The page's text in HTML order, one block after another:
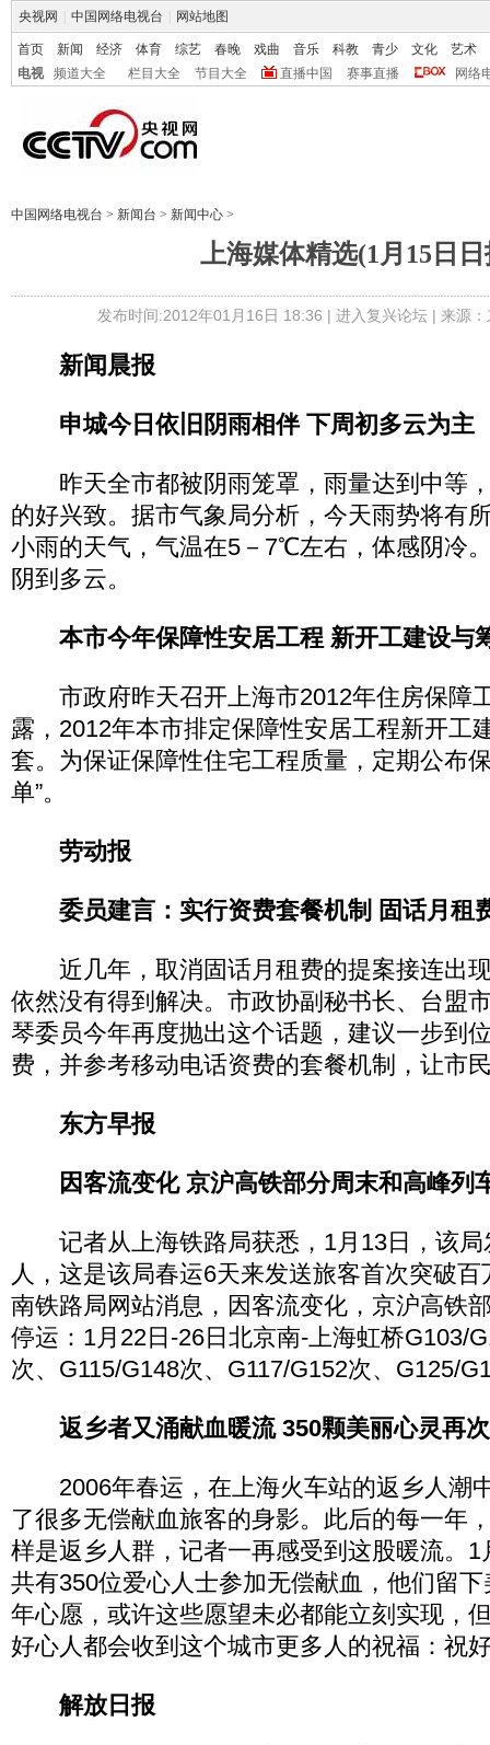
央视网 中国网络电视台 网站地图
首页 新闻 经济 体育 综艺 春晚 戏曲 音乐 科教 青少 文化
艺术
电视
频道大全 栏目大全 节目大全 直播中国 赛事直播 网络
中国网络电视台 > 新闻台 > 新闻中心 >
上海媒体精选(1月15日日
发布时间:2012年01月16日 18:36 | 进入复兴论坛| 来源
新闻晨报
申城今日依旧阴雨相伴 下周初多云为主
昨天全市都被阴雨笼罩，雨量达到中等
的好兴致。据市气象局分析，今天雨势将有
小雨的天气，气温在5－7℃左右，体感阴冷
阴到多云。
本市今年保障性安居工程 新开工建设与
市政府昨天召开上海市2012年住房保障
露，2012年本市排定保障性安居工程新开工
套。为保证保障性住宅工程质量，定期公布
单”。
劳动报
委员建言：实行资费套餐机制 固话月租
近几年，取消固话月租费的提案接连出
依然没有得到解决。市政协副秘书长、台盟
琴委员今年再度抛出这个话题，建议一步到
费，并参考移动电话资费的套餐机制，让市
东方早报
因客流变化 京沪高铁部分周末和高峰列
记者从上海铁路局获悉，1月13日，该局
人，这是该局春运6天来发送旅客首次突破
南铁路局网站消息，因客流变化，京沪高铁
停运：1月22日-26日北京南-上海虹桥G103/
次、G115/G148次、G117/G152次、G125/
返乡者又涌献血暖流 350颗美丽心灵再
2006年春运，在上海火车站的返乡人潮
了很多无偿献血旅客的身影。此后的每一年
样是返乡人群，记者一再感受到这股暖流。
共有350位爱心人士参加无偿献血，他们留
年心愿，或许这些愿望未必都能立刻实现，
好心人都会收到这个城市更多人的祝福：祝
解放日报